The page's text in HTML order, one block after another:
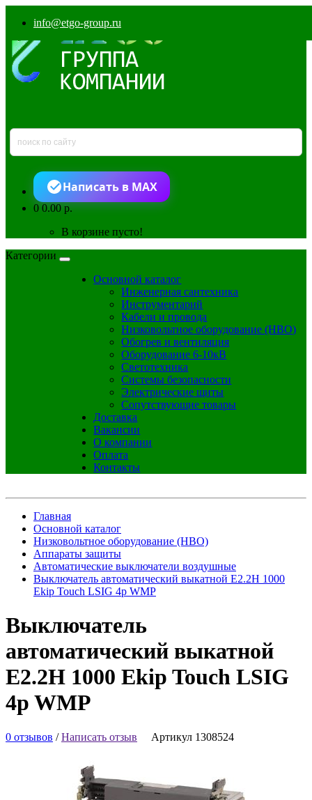
info@etgo-group.ru
Написать в MAX
00.00 р.
В корзине пусто!
Категории
Основной каталог
Инженерная сантехника
Инструментарий
Кабели и провода
Низковольтное оборудование (НВО)
Обогрев и вентиляция
Оборудование 6-10кВ
Светотехника
Системы безопасности
Электрические щиты
Сопутствующие товары
Доставка
Вакансии
О компании
Оплата
Контакты
Главная
Основной каталог
Низковольтное оборудование (НВО)
Аппараты защиты
Автоматические выключатели воздушные
Выключатель автоматический выкатной E2.2H 1000
Ekip Touch LSIG 4p WMP
Выключатель
автоматический выкатной
E2.2H 1000 Ekip Touch LSIG
4p WMP
0 отзывов /Написать отзыв Артикул 1308524